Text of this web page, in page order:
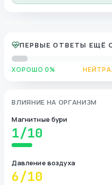
ПЕРВЫЕ ОТВЕТЫ ЕЩЁ
ХОРОШО 0%
ВЛИЯНИЕ НА ОРГАНИЗМ
Магнитные бури
1/10
Давление воздуха
6/10